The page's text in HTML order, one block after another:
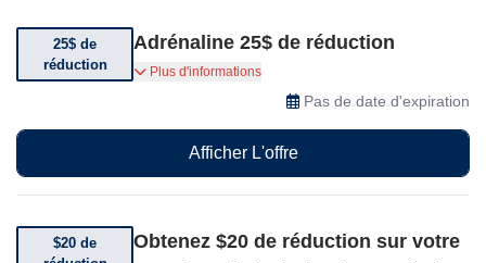
25$ de
réduction
Adrénaline 25$ de réduction
Profitez de 25$ de réduction sur votre
expérience de conduite.
Plus d'informations
Pas de date d'expiration
Afficher L'offre
$20 de
Obtenez $20 de réduction sur votre